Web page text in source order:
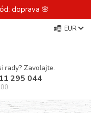
doprava 🌸
EUR
rady? Zavolajte.
295 044